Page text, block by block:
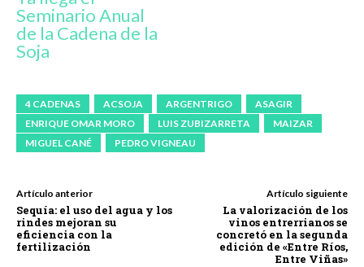
Seminario Anual
de la Cadena de la
Soja
4 CADENAS ACSOJA ARGENTRIGO
ASAGIR
ENRIQUE OMAR MORO
LUIS ZUBIZARRETA
MAIZAR
MIGUEL CANÉ
PEDRO VIGNEAU
Artículo anterior
Sequía: el uso del agua y los
rindes mejoran su
eficiencia con la
fertilización
Artículo siguiente
La valorización de los
vinos entrerrianos se
concretó en la segunda
edición de «Entre Ríos,
Entre Viñas»